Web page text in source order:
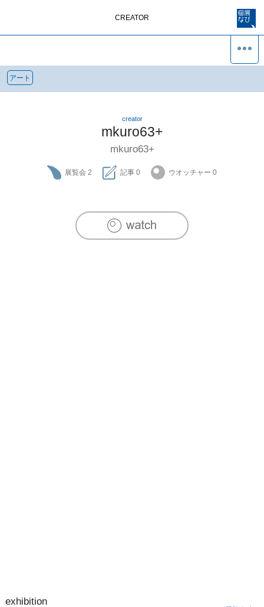
CREATOR
アート
creator
mkuro63+
mkuro63+
展覧会 2 記事 0 ウオッチャー 0
exhibition